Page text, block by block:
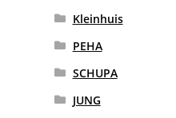
Kleinhuis
PEHA
SCHUPA
JUNG